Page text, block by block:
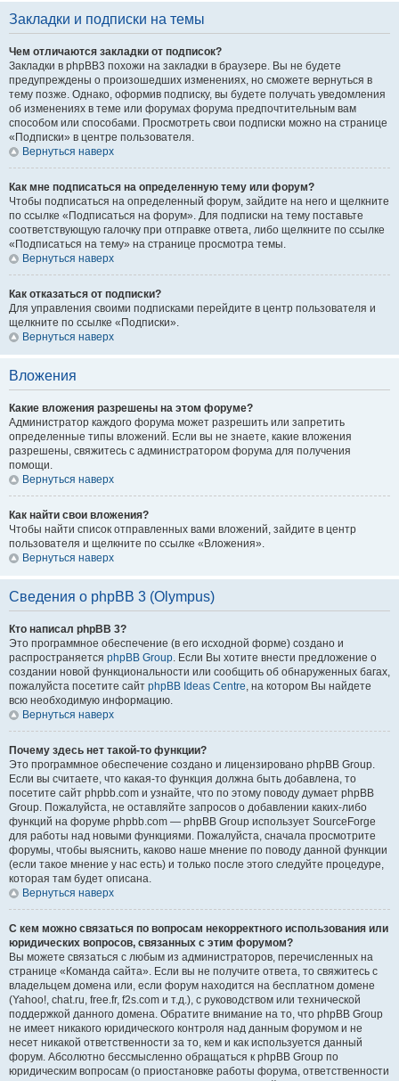
Закладки и подписки на темы
Чем отличаются закладки от подписок?
Закладки в phpBB3 похожи на закладки в браузере. Вы не будете
предупреждены о произошедших изменениях, но сможете вернуться в
тему позже. Однако, оформив подписку, вы будете получать уведомления
об изменениях в теме или форумах форума предпочтительным вам
способом или способами. Просмотреть свои подписки можно на странице
«Подписки» в центре пользователя.
Вернуться наверх
Как мне подписаться на определенную тему или форум?
Чтобы подписаться на определенный форум, зайдите на него и щелкните
по ссылке «Подписаться на форум». Для подписки на тему поставьте
соответствующую галочку при отправке ответа, либо щелкните по ссылке
«Подписаться на тему» на странице просмотра темы.
Вернуться наверх
Как отказаться от подписки?
Для управления своими подписками перейдите в центр пользователя и
щелкните по ссылке «Подписки».
Вернуться наверх
Вложения
Какие вложения разрешены на этом форуме?
Администратор каждого форума может разрешить или запретить
определенные типы вложений. Если вы не знаете, какие вложения
разрешены, свяжитесь с администратором форума для получения
помощи.
Вернуться наверх
Как найти свои вложения?
Чтобы найти список отправленных вами вложений, зайдите в центр
пользователя и щелкните по ссылке «Вложения».
Вернуться наверх
Сведения о phpBB 3 (Olympus)
Кто написал phpBB 3?
Это программное обеспечение (в его исходной форме) создано и
распространяется phpBB Group. Если Вы хотите внести предложение о
создании новой функциональности или сообщить об обнаруженных багах,
пожалуйста посетите сайт phpBB Ideas Centre, на котором Вы найдете
всю необходимую информацию.
Вернуться наверх
Почему здесь нет такой-то функции?
Это программное обеспечение создано и лицензировано phpBB Group.
Если вы считаете, что какая-то функция должна быть добавлена, то
посетите сайт phpbb.com и узнайте, что по этому поводу думает phpBB
Group. Пожалуйста, не оставляйте запросов о добавлении каких-либо
функций на форуме phpbb.com — phpBB Group использует SourceForge
для работы над новыми функциями. Пожалуйста, сначала просмотрите
форумы, чтобы выяснить, каково наше мнение по поводу данной функции
(если такое мнение у нас есть) и только после этого следуйте процедуре,
которая там будет описана.
Вернуться наверх
С кем можно связаться по вопросам некорректного использования или
юридических вопросов, связанных с этим форумом?
Вы можете связаться с любым из администраторов, перечисленных на
странице «Команда сайта». Если вы не получите ответа, то свяжитесь с
владельцем домена или, если форум находится на бесплатном домене
(Yahoo!, chat.ru, free.fr, f2s.com и т.д.), с руководством или технической
поддержкой данного домена. Обратите внимание на то, что phpBB Group
не имеет никакого юридического контроля над данным форумом и не
несет никакой ответственности за то, кем и как используется данный
форум. Абсолютно бессмысленно обращаться к phpBB Group по
юридическим вопросам (о приостановке работы форума, ответственности